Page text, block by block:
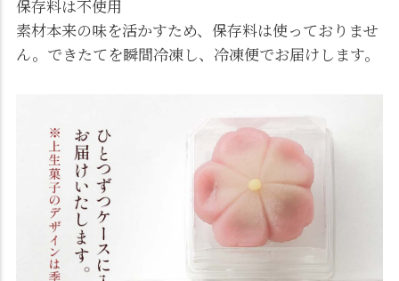
保存料は不使用
素材本来の味を活かすため、保存料は使っておりませ
ん。できたてを瞬間冷凍し、冷凍便でお届けします。